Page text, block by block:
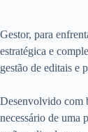
Gestor, para
estratégica e
gestão de editais e
Desenvolvido com
necessário de uma